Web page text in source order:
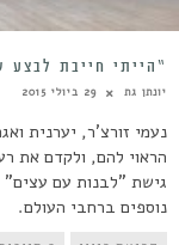
“הייתי חייבת לבצע
יונתן גת 29 ביולי 2015
נעמי זורצ'ר, יערנית
הראוי להם, ולקדם את
גישת "לבנות עם עצים"
נוספים ברחבי העולם.